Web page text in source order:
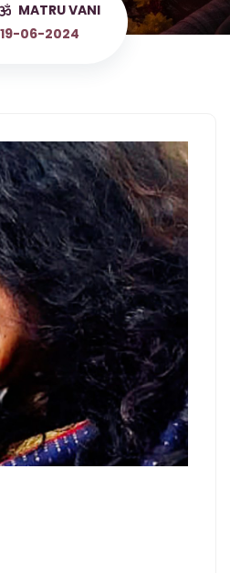
MATRU VANI
19-06-2024